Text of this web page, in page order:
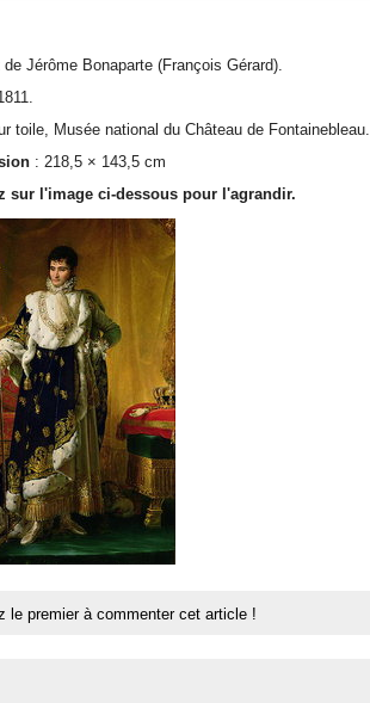
de Jérôme Bonaparte (François Gérard).
toile, Musée national du Château de Fontainebleau.
: 218,5 × 143,5 cm
sur l'image ci-dessous pour l'agrandir.
le premier à commenter cet article !